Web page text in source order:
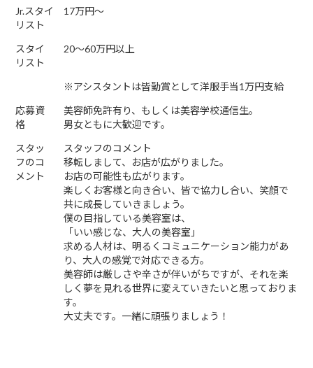
Jr.スタイ
リスト
17万円～
スタイ
リスト
20～60万円以上
※アシスタントは皆勤賞として洋服手当1万円支給
応募資
格
美容師免許有り、もしくは美容学校通信生。
男女ともに大歓迎です。
スタッ
フのコ
メント
スタッフのコメント
移転しまして、お店が広がりました。
お店の可能性も広がります。
楽しくお客様と向き合い、皆で協力し合い、笑顔で
共に成長していきましょう。
僕の目指している美容室は、
「いい感じな、大人の美容室」
求める人材は、明るくコミュニケーション能力があ
り、大人の感覚で対応できる方。
美容師は厳しさや辛さが伴いがちですが、それを楽
しく夢を見れる世界に変えていきたいと思っておりま
す。
大丈夫です。一緒に頑張りましょう！